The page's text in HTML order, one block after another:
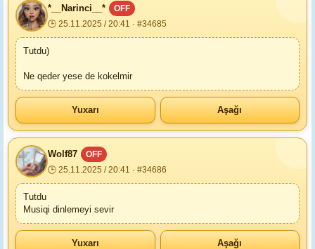
*__Narinci__*
OFF
🕒 25.11.2025 / 20:41 · #34685
Tutdu)
Ne qeder yese de kokelmir
Yuxarı Aşağı
Wolf87
OFF
🕒 25.11.2025 / 20:41 · #34686
Tutdu
Musiqi dinlemeyi sevir
Yuxarı Aşağı